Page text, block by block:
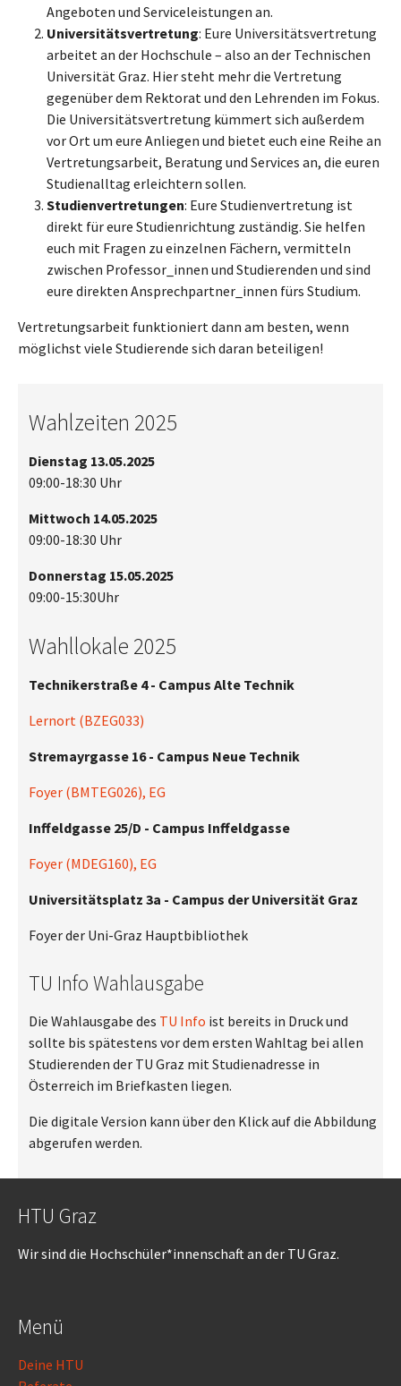
Angeboten und Serviceleistungen an.
Universitätsvertretung: Eure Universitätsvertretung
arbeitet an der Hochschule – also an der Technischen
Universität Graz. Hier steht mehr die Vertretung
gegenüber dem Rektorat und den Lehrenden im Fokus.
Die Universitätsvertretung kümmert sich außerdem
vor Ort um eure Anliegen und bietet euch eine Reihe an
Vertretungsarbeit, Beratung und Services an, die euren
Studienalltag erleichtern sollen.
Studienvertretungen: Eure Studienvertretung ist
direkt für eure Studienrichtung zuständig. Sie helfen
euch mit Fragen zu einzelnen Fächern, vermitteln
zwischen Professor_innen und Studierenden und sind
eure direkten Ansprechpartner_innen fürs Studium.
Vertretungsarbeit funktioniert dann am besten, wenn
möglichst viele Studierende sich daran beteiligen!
Wahlzeiten 2025
Dienstag 13.05.2025
09:00-18:30 Uhr
Mittwoch 14.05.2025
09:00-18:30 Uhr
Donnerstag 15.05.2025
09:00-15:30Uhr
Wahllokale 2025
Technikerstraße 4 - Campus Alte Technik
Lernort (BZEG033)
Stremayrgasse 16 - Campus Neue Technik
Foyer (BMTEG026), EG
Inffeldgasse 25/D - Campus Inffeldgasse
Foyer (MDEG160), EG
Universitätsplatz 3a - Campus der Universität Graz
Foyer der Uni-Graz Hauptbibliothek
TU Info Wahlausgabe
Die Wahlausgabe des TU Info ist bereits in Druck und
sollte bis spätestens vor dem ersten Wahltag bei allen
Studierenden der TU Graz mit Studienadresse in
Österreich im Briefkasten liegen.
Die digitale Version kann über den Klick auf die Abbildung
abgerufen werden.
HTU Graz
Wir sind die Hochschüler*innenschaft an der TU Graz.
Menü
Deine HTU